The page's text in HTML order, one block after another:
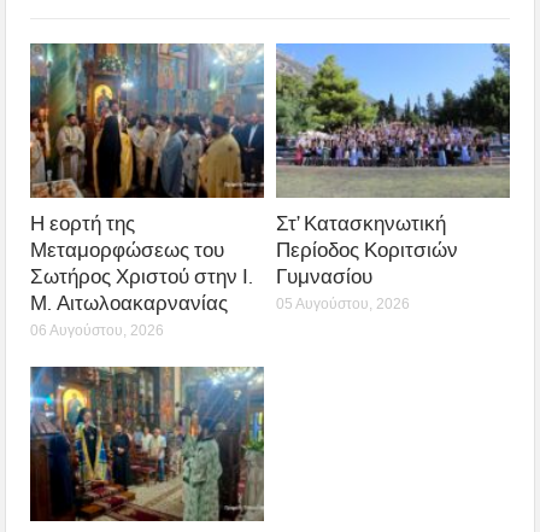
Η εορτή της
Μεταμορφώσεως του
Σωτήρος Χριστού στην Ι.
Μ. Αιτωλοακαρνανίας
06 Αυγούστου, 2026
Στ’ Κατασκηνωτική
Περίοδος Κοριτσιών
Γυμνασίου
05 Αυγούστου, 2026